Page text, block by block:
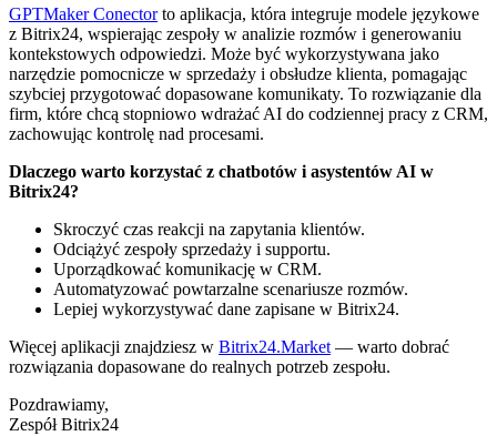
GPTMaker Conectorto aplikacja, która integruje modele językowe
z Bitrix24, wspierając zespoły w analizie rozmów i generowaniu
kontekstowych odpowiedzi. Może być wykorzystywana jako
narzędzie pomocnicze w sprzedaży i obsłudze klienta, pomagając
szybciej przygotować dopasowane komunikaty. To rozwiązanie dla
firm, które chcą stopniowo wdrażać AI do codziennej pracy z CRM,
zachowując kontrolę nad procesami.
Dlaczego warto korzystać z chatbotów i asystentów AI w
Bitrix24?
Skroczyć czas reakcji na zapytania klientów.
Odciążyć zespoły sprzedaży i supportu.
Uporządkować komunikację w CRM.
Automatyzować powtarzalne scenariusze rozmów.
Lepiej wykorzystywać dane zapisane w Bitrix24.
Więcej aplikacji znajdziesz w Bitrix24.Market— warto dobrać
rozwiązania dopasowane do realnych potrzeb zespołu.
Pozdrawiamy,
Zespół Bitrix24